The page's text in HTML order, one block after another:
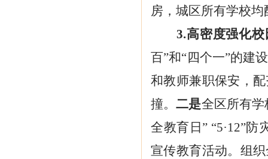
房，城区所有学校
3.高密度强化
百”和“四个一”的建
和教师兼职保安，
撞。二是全区所有
全教育日” “5·12”
宣传教育活动。组